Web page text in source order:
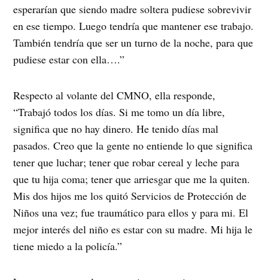
esperarían que siendo madre soltera pudiese sobrevivir
en ese tiempo. Luego tendría que mantener ese trabajo.
También tendría que ser un turno de la noche, para que
pudiese estar con ella….”
Respecto al volante del CMNO, ella responde,
“Trabajó todos los días. Si me tomo un día libre,
significa que no hay dinero. He tenido días mal
pasados. Creo que la gente no entiende lo que significa
tener que luchar; tener que robar cereal y leche para
que tu hija coma; tener que arriesgar que me la quiten.
Mis dos hijos me los quitó Servicios de Protección de
Niños una vez; fue traumático para ellos y para mi. El
mejor interés del niño es estar con su madre. Mi hija le
tiene miedo a la policía.”